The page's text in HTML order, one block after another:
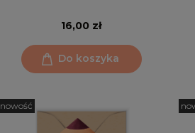
16,00 zł
Do koszyka
nowość